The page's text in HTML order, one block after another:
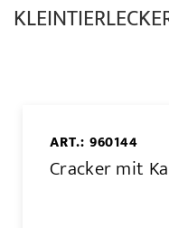
ART.: 960144
Cracker mit